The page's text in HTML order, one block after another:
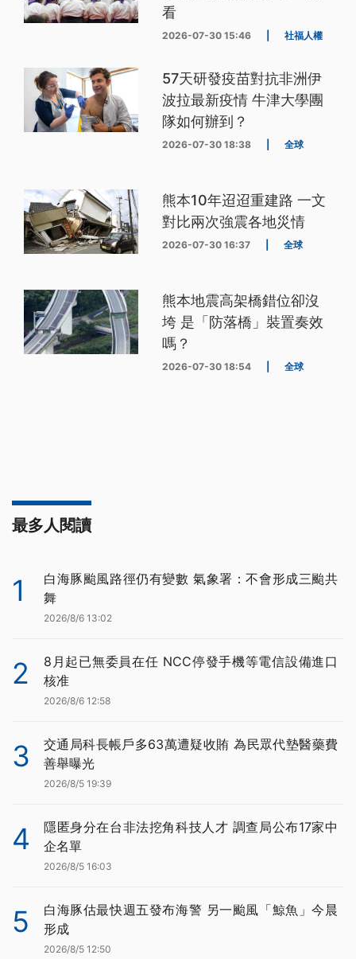
看
2026-07-30 15:46 社福人權
57天研發疫苗對抗非洲伊
波拉最新疫情 牛津大學團
隊如何辦到？
2026-07-30 18:38 全球
熊本10年迢迢重建路 一文
對比兩次強震各地災情
2026-07-30 16:37 全球
熊本地震高架橋錯位卻沒
垮 是「防落橋」裝置奏效
嗎？
2026-07-30 18:54 全球
最多人閱讀
1
白海豚颱風路徑仍有變數 氣象署：不會形成三颱共
舞
2026/8/6 13:02
2
8月起已無委員在任 NCC停發手機等電信設備進口
核准
2026/8/6 12:58
3
交通局科長帳戶多63萬遭疑收賄 為民眾代墊醫藥費
善舉曝光
2026/8/5 19:39
4
隱匿身分在台非法挖角科技人才 調查局公布17家中
企名單
2026/8/5 16:03
5
白海豚估最快週五發布海警 另一颱風「鯨魚」今晨
形成
2026/8/5 12:50